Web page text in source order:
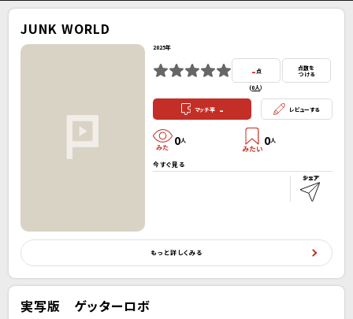
JUNK WORLD
2025年
- 点
(0人）
点数を
つける
マッチ率 - レビューする
0人 0人
今すぐ見る
もっと詳しくみる
実写版 ゲッターロボ